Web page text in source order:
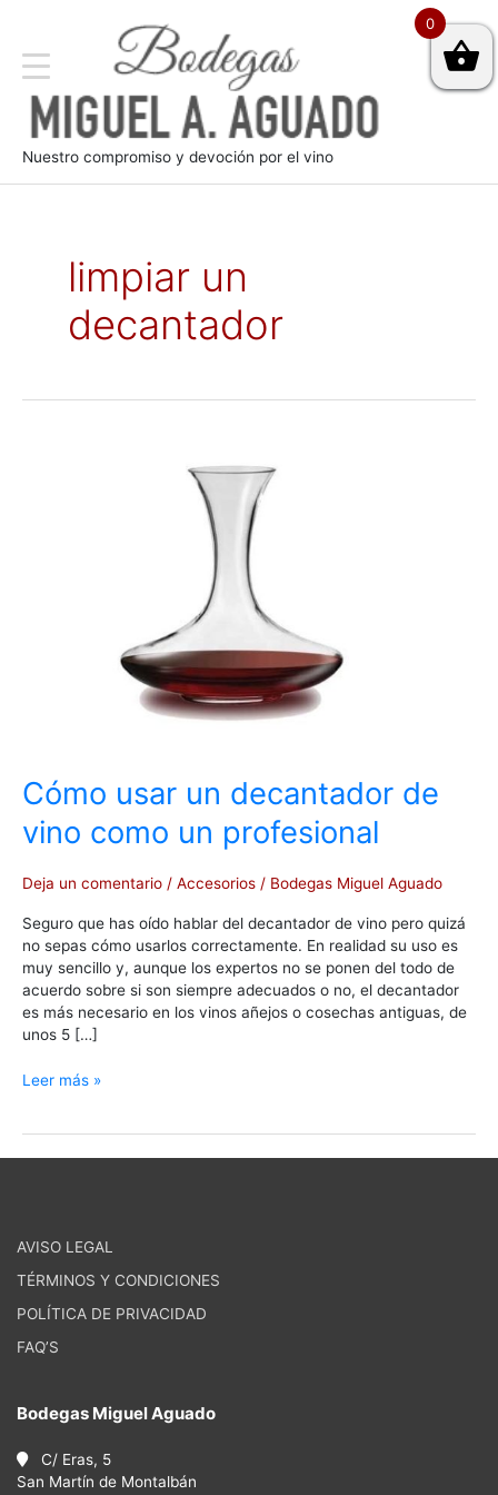
Nuestro compromiso y devoción por el vino
limpiar un
decantador
Cómo usar un decantador de
vino como un profesional
Deja un comentario / Accesorios / Bodegas Miguel Aguado
Seguro que has oído hablar del decantador de vino pero quizá
no sepas cómo usarlos correctamente. En realidad su uso es
muy sencillo y, aunque los expertos no se ponen del todo de
acuerdo sobre si son siempre adecuados o no, el decantador
es más necesario en los vinos añejos o cosechas antiguas, de
unos 5 […]
Leer más »
AVISO LEGAL
TÉRMINOS Y CONDICIONES
POLÍTICA DE PRIVACIDAD
FAQ’S
Bodegas Miguel Aguado
C/ Eras, 5
San Martín de Montalbán
0